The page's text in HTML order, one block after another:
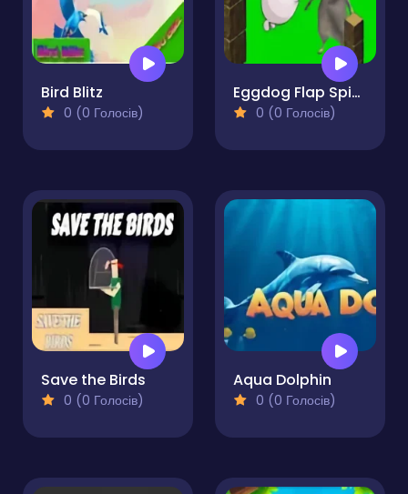
Bird Blitz
0 (0 Голосів)
Eggdog Flap Spinning Ratomilton
0 (0 Голосів)
Save the Birds
0 (0 Голосів)
Aqua Dolphin
0 (0 Голосів)